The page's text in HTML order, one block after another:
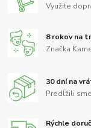
Využite
8 rokov na
Značka
30 dní na
Predĺžili
Rýchle